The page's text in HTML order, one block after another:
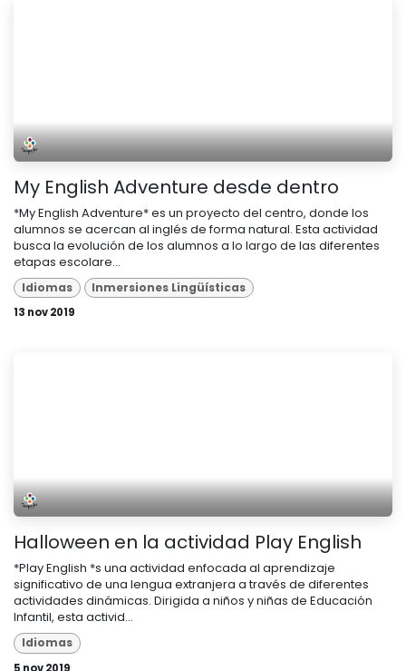
My English Adventure desde dentro
*My English Adventure* es un proyecto del centro, donde los
alumnos se acercan al inglés de forma natural. Esta actividad
busca la evolución de los alumnos a lo largo de las diferentes
etapas escolare...
Idiomas Inmersiones Lingüísticas
13 nov 2019
Halloween en la actividad Play English
*Play English *s una actividad enfocada al aprendizaje
significativo de una lengua extranjera a través de diferentes
actividades dinámicas. Dirigida a niños y niñas de Educación
Infantil, esta activid...
Idiomas
5 nov 2019